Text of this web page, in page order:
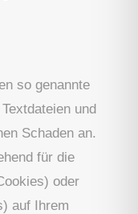
so genannte
und
Schaden an.
für die
oder
auf Ihrem